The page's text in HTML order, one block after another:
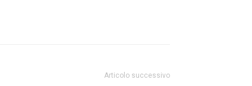
Articolo successivo